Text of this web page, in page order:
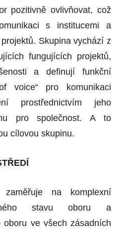
pozitivně ovlivňovat, což
s institucemi a
Skupina vychází z
fungujících projektů,
a definují funkční
voice“ pro komunikaci
prostřednictvím jeho
pro společnost. A to
cílovou skupinu.
na komplexní
stavu oboru a
oboru ve všech zásadních